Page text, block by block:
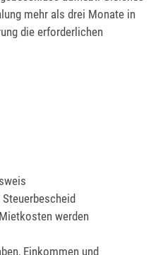
mehr als drei Monate in
die erforderlichen
werden
Einkommen und